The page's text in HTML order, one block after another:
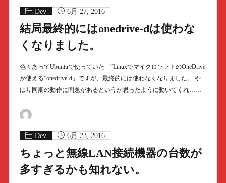
Dev 6月 27, 2016
結局最終的にはonedrive-dは使わな
くなりました。
色々あってUbuntuで使っていた「”LinuxでマイクロソフトのOneDrive
が使える”onedrive-d」ですが、最終的には使わなくなりました。 や
はり同期の動作に問題があるというか思ったように動いてくれ……
Dev 6月 23, 2016
ちょっと無線LAN接続機器の台数が
多すぎるかも知れない。